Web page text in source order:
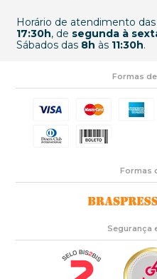
Horário de atendimento das
17:30h, de segunda à
Sábados das 8h às 11:30h.
Formas
Formas
Segurança